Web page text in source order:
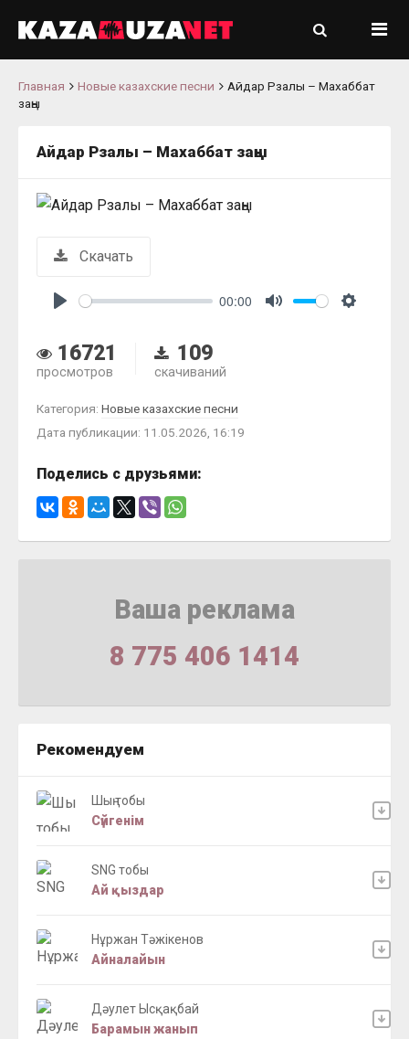
Главная Новые казахские песни
Айдар Рзалы – Махаббат
заңы
Айдар Рзалы – Махаббат заңы
Скачать
00:00
16721
просмотров
109
скачиваний
Категория: Новые казахские песни
Дата публикации: 11.05.2026, 16:19
Поделись с друзьями:
Ваша реклама
8 775 406 1414
Рекомендуем
Шың тобы
Сүйгенім
SNG тобы
Ай қыздар
Нұржан Тәжікенов
Айналайын
Дәулет Ысқақбай
Барамын жанып